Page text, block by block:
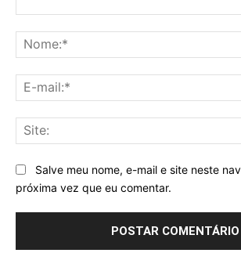
Salve meu nome, e-mail e site neste
próxima vez que eu comentar.